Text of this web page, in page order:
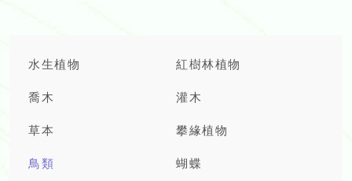
水生植物 紅樹林植物
喬木 灌木
草本 攀緣植物
鳥類 蝴蝶